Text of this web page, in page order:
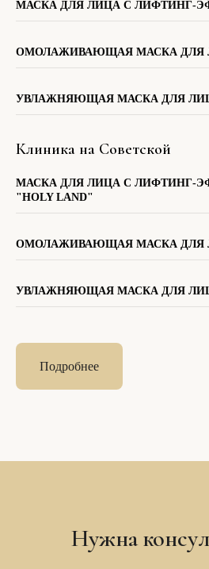
МАСКА ДЛЯ ЛИЦА С ЛИФТИНГ-
ОМОЛАЖИВАЮЩАЯ МАСКА ДЛЯ
УВЛАЖНЯЮЩАЯ МАСКА ДЛЯ
Клиника на Советской
МАСКА ДЛЯ ЛИЦА С ЛИФТИНГ-
"HOLY LAND"
ОМОЛАЖИВАЮЩАЯ МАСКА ДЛЯ
УВЛАЖНЯЮЩАЯ МАСКА ДЛЯ
Подробнее
Нужна